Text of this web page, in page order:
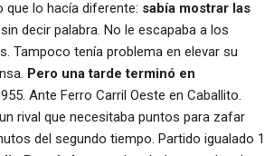
que lo hacía diferente: sabía mostrar las
decir palabra. No le escapaba a los
Tampoco tenía problema en elevar su
Pero una tarde terminó en
Ante Ferro Carril Oeste en Caballito.
rival que necesitaba puntos para zafar
del segundo tiempo. Partido igualado 1